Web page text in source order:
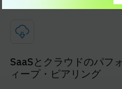
SaaSとクラウドのパフ
ィープ・ピアリング